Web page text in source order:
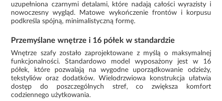
uzupełniona czarnymi detalami, które nadają całości wyrazisty i
nowoczesny wygląd. Matowe wykończenie frontów i korpusu
podkreśla spójną, minimalistyczną formę.
Przemyślane wnętrze i 16 półek w standardzie
Wnętrze szafy zostało zaprojektowane z myślą o maksymalnej
funkcjonalności. Standardowo model wyposażony jest w 16
półek, które pozwalają na wygodne uporządkowanie odzieży,
tekstyliów oraz dodatków. Wielodrzwiowa konstrukcja ułatwia
dostęp do poszczególnych stref, co zwiększa komfort
codziennego użytkowania.